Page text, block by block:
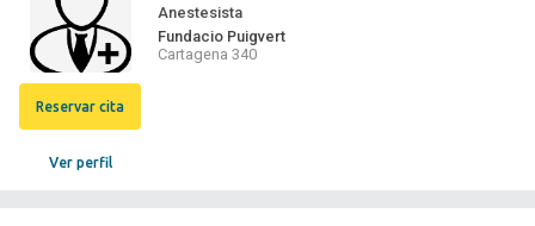
Ver perfil
Reservar cita
Anestesista
Fundacio Puigvert
Cartagena 340